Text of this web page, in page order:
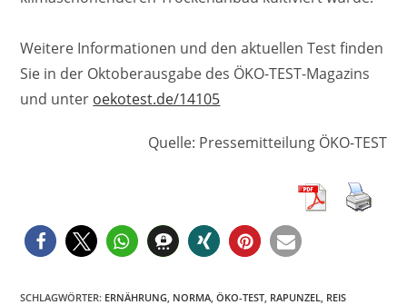
Weitere Informationen und den aktuellen Test finden
Sie in der Oktoberausgabe des ÖKO-TEST-Magazins
und unter oekotest.de/14105
Quelle: Pressemitteilung ÖKO-TEST
SCHLAGWÖRTER: ERNÄHRUNG NORMA ÖKO-TEST RAPUNZEL REIS